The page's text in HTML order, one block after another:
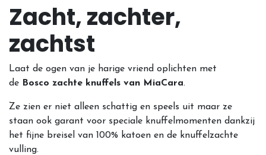
Zacht, zachter,
zachtst
Laat de ogen van je harige vriend oplichten met
de Bosco zachte knuffels van MiaCara.
Ze zien er niet alleen schattig en speels uit maar ze
staan ook garant voor speciale knuffelmomenten dankzij
het fijne breisel van 100% katoen en de knuffelzachte
vulling.